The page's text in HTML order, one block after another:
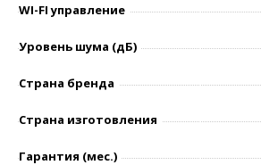
WI-FI управление
Уровень шумa (дБ)
Страна бренда
Страна изготовления
Гарантия (мес.)